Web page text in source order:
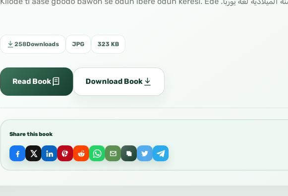
258Downloads JPG 323 KB
Read Book Download Book
Share this book